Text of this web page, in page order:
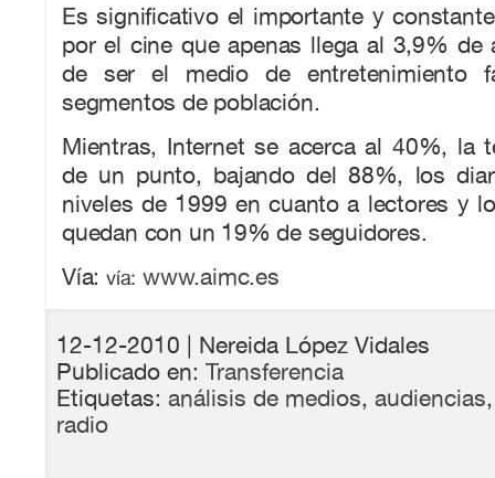
Es significativo el importante y
por el cine que apenas llega al 3,9% de
de ser el medio de entretenimiento
segmentos de población.
Mientras, Internet se acerca al 40%, la
de un punto, bajando del 88%, los
niveles de 1999 en cuanto a lectores y
quedan con un 19% de seguidores.
Vía: vía: www.aimc.es
12-12-2010 | Nereida López Vidales
Publicado en: Transferencia
Etiquetas: análisis de medios, audiencias
radio